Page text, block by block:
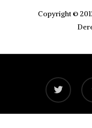
Copyright ©
twitter